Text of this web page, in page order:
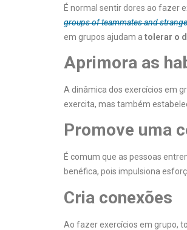
É normal sentir dores ao fazer
groups of teammates and
em grupos ajudam a tolerar o
Aprimora as
A dinâmica dos exercícios em
exercita, mas também
Promove uma
É comum que as pessoas
benéfica, pois impulsiona
Cria conexões
Ao fazer exercícios em grupo,